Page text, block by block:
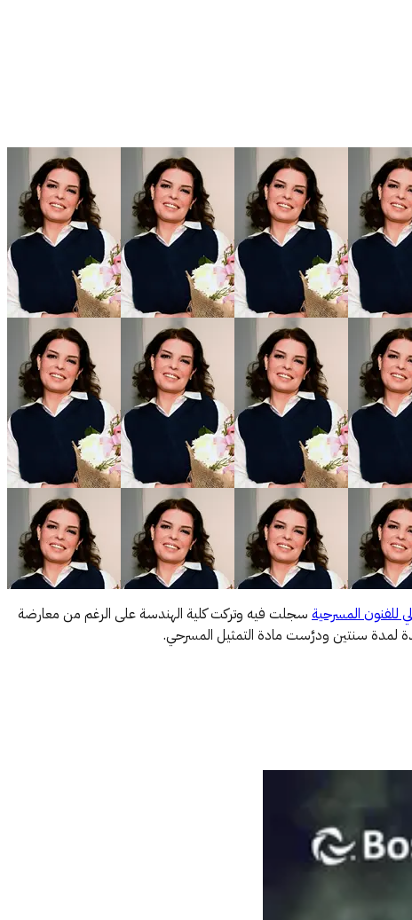
للفنون المسرحية سجلت فيه وتركت كلية الهندسة على الرغم من معارضة
لمدة سنتين ودرَّست مادة التمثيل المسرحي.